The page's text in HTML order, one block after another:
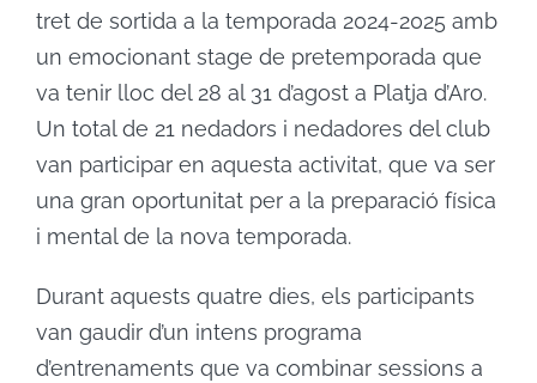
tret de sortida a la temporada 2024-2025 amb
un emocionant stage de pretemporada que
va tenir lloc del 28 al 31 d’agost a Platja d’Aro.
Un total de 21 nedadors i nedadores del club
van participar en aquesta activitat, que va ser
una gran oportunitat per a la preparació física
i mental de la nova temporada.
Durant aquests quatre dies, els participants
van gaudir d’un intens programa
d’entrenaments que va combinar sessions a